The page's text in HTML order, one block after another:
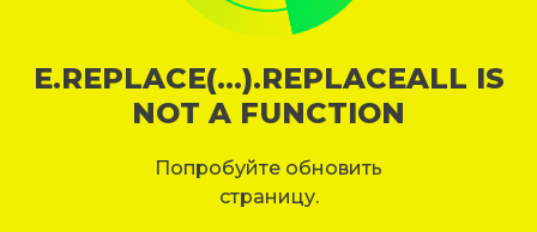
E.REPLACE(...).REPLACEALL IS
NOT A FUNCTION
Попробуйте обновить
страницу.